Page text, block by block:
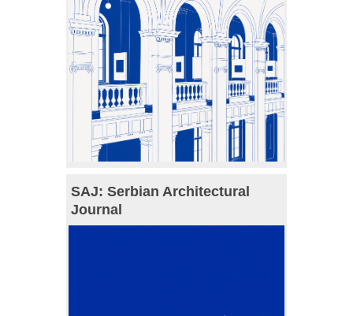
SAJ: Serbian Architectural
Journal